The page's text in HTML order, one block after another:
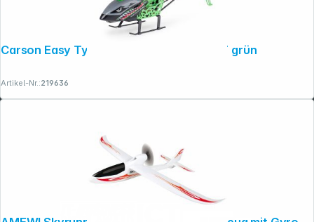
Carson Easy Tyrann 280 2,4G 100% RTF grün
Artikel-Nr.:219636